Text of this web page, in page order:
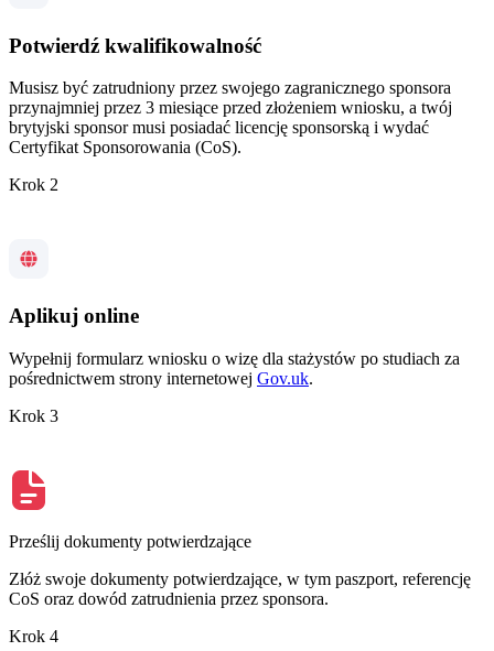
Potwierdź kwalifikowalność
Musisz być zatrudniony przez swojego zagranicznego sponsora
przynajmniej przez 3 miesiące przed złożeniem wniosku, a twój
brytyjski sponsor musi posiadać licencję sponsorską i wydać
Certyfikat Sponsorowania (CoS).
Krok 2
Aplikuj online
Wypełnij formularz wniosku o wizę dla stażystów po studiach za
pośrednictwem strony internetowej Gov.uk.
Krok 3
Prześlij dokumenty potwierdzające
Złóż swoje dokumenty potwierdzające, w tym paszport, referencję
CoS oraz dowód zatrudnienia przez sponsora.
Krok 4